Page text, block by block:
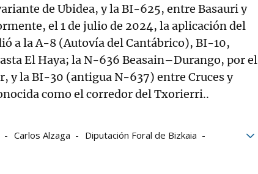
de Ubidea, y la BI-625, entre Basauri y
el 1 de julio de 2024, la aplicación del
a la A-8 (Autovía del Cantábrico), BI-10,
El Haya; la N-636 Beasain–Durango, por el
y la BI-30 (antigua N-637) entre Cruces y
como el corredor del Txorierri..
Carlos Alzaga
Diputación Foral de Bizkaia